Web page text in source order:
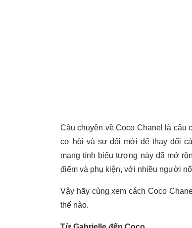
Câu chuyện về Coco Chanel là câu
cơ hội và sự đổi mới để thay đổi
mang tính biểu tượng này đã mở
điểm và phụ kiện, với nhiều người
Vậy hãy cùng xem cách Coco
thế nào.